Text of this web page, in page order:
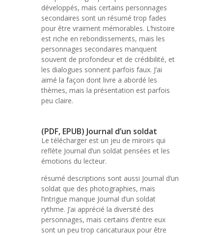
développés, mais certains personnages
secondaires sont un résumé trop fades
pour être vraiment mémorables. L’histoire
est riche en rebondissements, mais les
personnages secondaires manquent
souvent de profondeur et de crédibilité, et
les dialogues sonnent parfois faux. J’ai
aimé la façon dont livre a abordé les
thèmes, mais la présentation est parfois
peu claire.
(PDF, EPUB) Journal d’un soldat
Le télécharger est un jeu de miroirs qui
reflète Journal d’un soldat pensées et les
émotions du lecteur.
résumé descriptions sont aussi Journal d’un
soldat que des photographies, mais
l’intrigue manque Journal d’un soldat
rythme. J’ai apprécié la diversité des
personnages, mais certains d’entre eux
sont un peu trop caricaturaux pour être